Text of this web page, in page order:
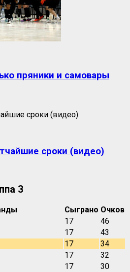
пряники и самовары
сроки (видео)
3
Сыграно Очков
17
46
17
43
17
34
17
32
17
30